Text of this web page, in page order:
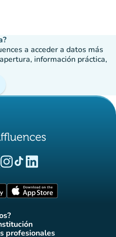
a acceder a datos más
información práctica,
pestaña)
(nueva pestaña)
(nueva pestaña)
(nueva pestaña)
(nueva pestaña)
pestaña)
pestaña)
profesionales